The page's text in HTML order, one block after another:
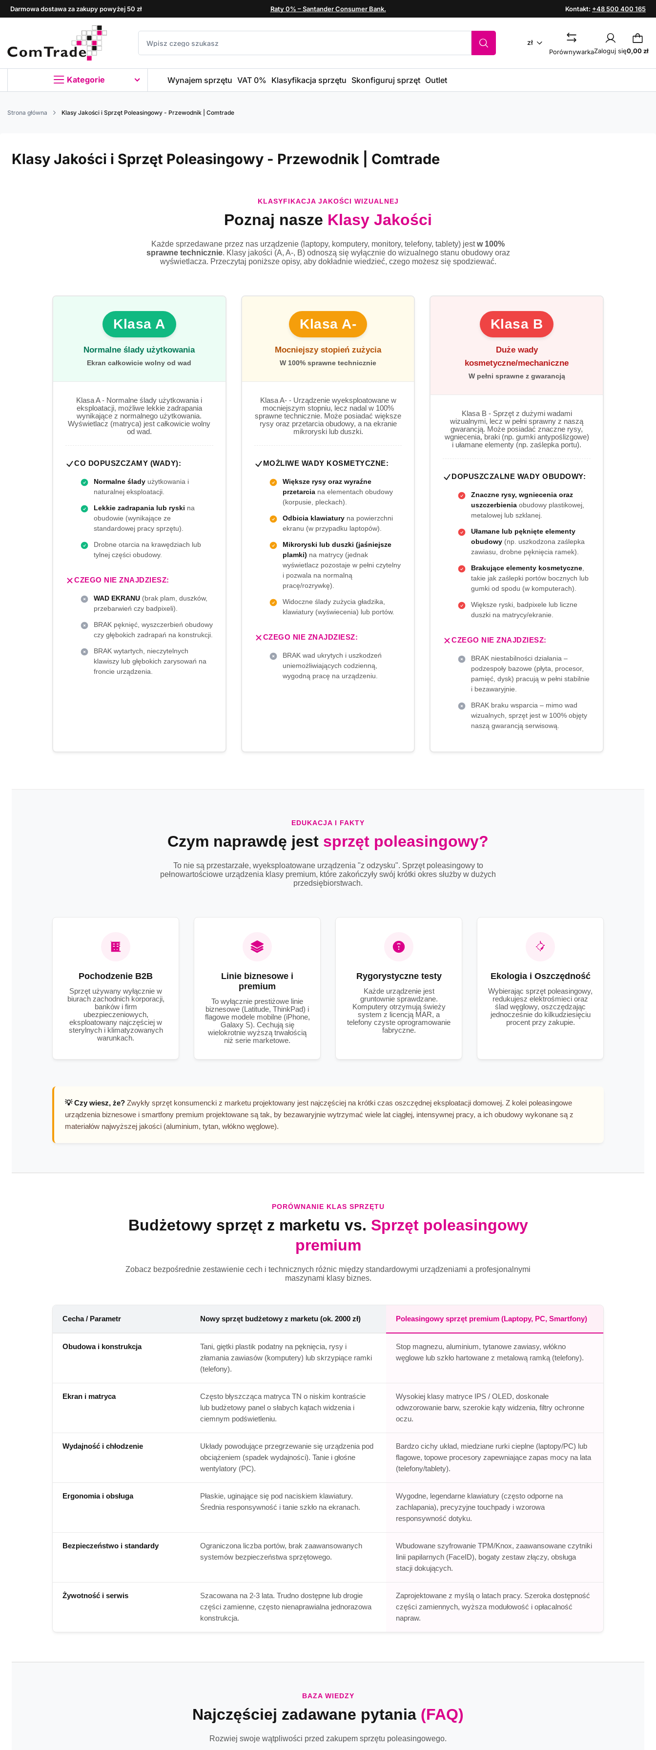
Darmowa dostawa za zakupy powyżej 50 zł Raty 0% – Santander Consumer Bank. Kontakt: +48 500 400 165
zł
PorównywarkaZaloguj się0,00 zł
Kategorie Wynajem sprzętu VAT 0% Klasyfikacja sprzętu Skonfiguruj sprzęt Outlet
Strona główna Klasy Jakości i Sprzęt Poleasingowy - Przewodnik | Comtrade
Klasy Jakości i Sprzęt Poleasingowy - Przewodnik | Comtrade
KLASYFIKACJA JAKOŚCI WIZUALNEJ
Poznaj nasze Klasy Jakości
Każde sprzedawane przez nas urządzenie (laptopy, komputery, monitory, telefony, tablety) jestw 100%
sprawne technicznie. Klasy jakości (A, A-, B) odnoszą się wyłącznie do wizualnego stanu obudowy oraz
wyświetlacza. Przeczytaj poniższe opisy, aby dokładnie wiedzieć, czego możesz się spodziewać.
Klasa A
Normalne ślady użytkowania
Ekran całkowicie wolny od wad
Klasa A - Normalne ślady użytkowania i
eksploatacji, możliwe lekkie zadrapania
wynikające z normalnego użytkowania.
Wyświetlacz (matryca) jest całkowicie wolny
od wad.
CO DOPUSZCZAMY (WADY):
Normalne ślady użytkowania i
naturalnej eksploatacji.
Lekkie zadrapania lub ryski na
obudowie (wynikające ze
standardowej pracy sprzętu).
Drobne otarcia na krawędziach lub
tylnej części obudowy.
CZEGO NIE ZNAJDZIESZ:
WAD EKRANU (brak plam, duszków,
przebarwień czy badpixeli).
BRAK pęknięć, wyszczerbień obudowy
czy głębokich zadrapań na konstrukcji.
BRAK wytartych, nieczytelnych
klawiszy lub głębokich zarysowań na
froncie urządzenia.
Klasa A-
Mocniejszy stopień zużycia
W 100% sprawne technicznie
Klasa A- - Urządzenie wyeksploatowane w
mocniejszym stopniu, lecz nadal w 100%
sprawne technicznie. Może posiadać większe
rysy oraz przetarcia obudowy, a na ekranie
mikroryski lub duszki.
MOŻLIWE WADY KOSMETYCZNE:
Większe rysy oraz wyraźne
przetarciana elementach obudowy
(korpusie, pleckach).
Odbicia klawiaturyna powierzchni
ekranu (w przypadku laptopów).
Mikroryski lub duszki (jaśniejsze
plamki) na matrycy (jednak
wyświetlacz pozostaje w pełni czytelny
i pozwala na normalną
pracę/rozrywkę).
Widoczne ślady zużycia gładzika,
klawiatury (wyświecenia) lub portów.
CZEGO NIE ZNAJDZIESZ:
BRAK wad ukrytych i uszkodzeń
uniemożliwiających codzienną,
wygodną pracę na urządzeniu.
Klasa B
Duże wady
kosmetyczne/mechaniczne
W pełni sprawne z gwarancją
Klasa B - Sprzęt z dużymi wadami
wizualnymi, lecz w pełni sprawny z naszą
gwarancją. Może posiadać znaczne rysy,
wgniecenia, braki (np. gumki antypoślizgowe)
i ułamane elementy (np. zaślepka portu).
DOPUSZCZALNE WADY OBUDOWY:
Znaczne rysy, wgniecenia oraz
uszczerbienia obudowy plastikowej,
metalowej lub szklanej.
Ułamane lub pęknięte elementy
obudowy (np. uszkodzona zaślepka
zawiasu, drobne pęknięcia ramek).
Brakujące elementy kosmetyczne,
takie jak zaślepki portów bocznych lub
gumki od spodu (w komputerach).
Większe ryski, badpixele lub liczne
duszki na matrycy/ekranie.
CZEGO NIE ZNAJDZIESZ:
BRAK niestabilności działania –
podzespoły bazowe (płyta, procesor,
pamięć, dysk) pracują w pełni stabilnie
i bezawaryjnie.
BRAK braku wsparcia – mimo wad
wizualnych, sprzęt jest w 100% objęty
naszą gwarancją serwisową.
EDUKACJA I FAKTY
Czym naprawdę jest sprzęt poleasingowy?
To nie są przestarzałe, wyeksploatowane urządzenia "z odzysku". Sprzęt poleasingowy to
pełnowartościowe urządzenia klasy premium, które zakończyły swój krótki okres służby w dużych
przedsiębiorstwach.
Pochodzenie B2B
Sprzęt używany wyłącznie w
biurach zachodnich korporacji,
banków i firm
ubezpieczeniowych,
eksploatowany najczęściej w
sterylnych i klimatyzowanych
warunkach.
Linie biznesowe i
premium
To wyłącznie prestiżowe linie
biznesowe (Latitude, ThinkPad) i
flagowe modele mobilne (iPhone,
Galaxy S). Cechują się
wielokrotnie wyższą trwałością
niż serie marketowe.
Rygorystyczne testy
Każde urządzenie jest
gruntownie sprawdzane.
Komputery otrzymują świeży
system z licencją MAR, a
telefony czyste oprogramowanie
fabryczne.
Ekologia i Oszczędność
Wybierając sprzęt poleasingowy,
redukujesz elektrośmieci oraz
ślad węglowy, oszczędzając
jednocześnie do kilkudziesięciu
procent przy zakupie.
💡 Czy wiesz, że? Zwykły sprzęt konsumencki z marketu projektowany jest najczęściej na krótki czas oszczędnej eksploatacji domowej. Z kolei poleasingowe
urządzenia biznesowe i smartfony premium projektowane są tak, by bezawaryjnie wytrzymać wiele lat ciągłej, intensywnej pracy, a ich obudowy wykonane są z
materiałów najwyższej jakości (aluminium, tytan, włókno węglowe).
PORÓWNANIE KLAS SPRZĘTU
Budżetowy sprzęt z marketu vs. Sprzęt poleasingowy
premium
Zobacz bezpośrednie zestawienie cech i technicznych różnic między standardowymi urządzeniami a profesjonalnymi
maszynami klasy biznes.
Cecha / Parametr Nowy sprzęt budżetowy z marketu (ok. 2000 zł) Poleasingowy sprzęt premium (Laptopy, PC, Smartfony)
Obudowa i konstrukcja
Tani, giętki plastik podatny na pęknięcia, rysy i
złamania zawiasów (komputery) lub skrzypiące ramki
(telefony).
Stop magnezu, aluminium, tytanowe zawiasy, włókno
węglowe lub szkło hartowane z metalową ramką (telefony).
Ekran i matryca
Często błyszcząca matryca TN o niskim kontraście
lub budżetowy panel o słabych kątach widzenia i
ciemnym podświetleniu.
Wysokiej klasy matryce IPS / OLED, doskonałe
odwzorowanie barw, szerokie kąty widzenia, filtry ochronne
oczu.
Wydajność i chłodzenie
Układy powodujące przegrzewanie się urządzenia pod
obciążeniem (spadek wydajności). Tanie i głośne
wentylatory (PC).
Bardzo cichy układ, miedziane rurki cieplne (laptopy/PC) lub
flagowe, topowe procesory zapewniające zapas mocy na lata
(telefony/tablety).
Ergonomia i obsługa
Płaskie, uginające się pod naciskiem klawiatury.
Średnia responsywność i tanie szkło na ekranach.
Wygodne, legendarne klawiatury (często odporne na
zachlapania), precyzyjne touchpady i wzorowa
responsywność dotyku.
Bezpieczeństwo i standardy
Ograniczona liczba portów, brak zaawansowanych
systemów bezpieczeństwa sprzętowego.
Wbudowane szyfrowanie TPM/Knox, zaawansowane czytniki
linii papilarnych (FaceID), bogaty zestaw złączy, obsługa
stacji dokujących.
Żywotność i serwis
Szacowana na 2-3 lata. Trudno dostępne lub drogie
części zamienne, często nienaprawialna jednorazowa
konstrukcja.
Zaprojektowane z myślą o latach pracy. Szeroka dostępność
części zamiennych, wyższa modułowość i opłacalność
napraw.
BAZA WIEDZY
Najczęściej zadawane pytania (FAQ)
Rozwiej swoje wątpliwości przed zakupem sprzętu poleasingowego.